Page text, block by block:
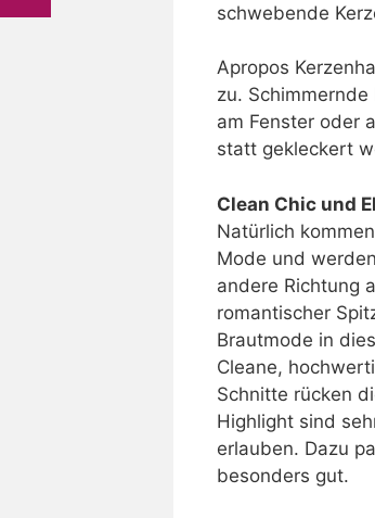
schwebende
Apropos
zu.
am Fenster oder
statt gekleckert
Clean Chic und
Natürlich
Mode und
andere Richtung
romantischer
Brautmode in
Cleane,
Schnitte rücken
Highlight sind
erlauben. Dazu
besonders gut.